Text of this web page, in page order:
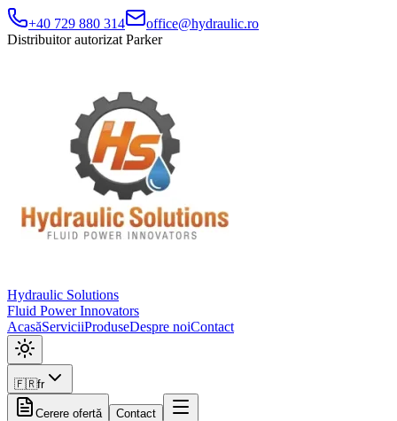
+40 729 880 314
office@hydraulic.ro
Distribuitor autorizat Parker
Hydraulic Solutions
Fluid Power Innovators
AcasăServiciiProduseDespre noiContact
🇫🇷fr
Cerere ofertă Contact